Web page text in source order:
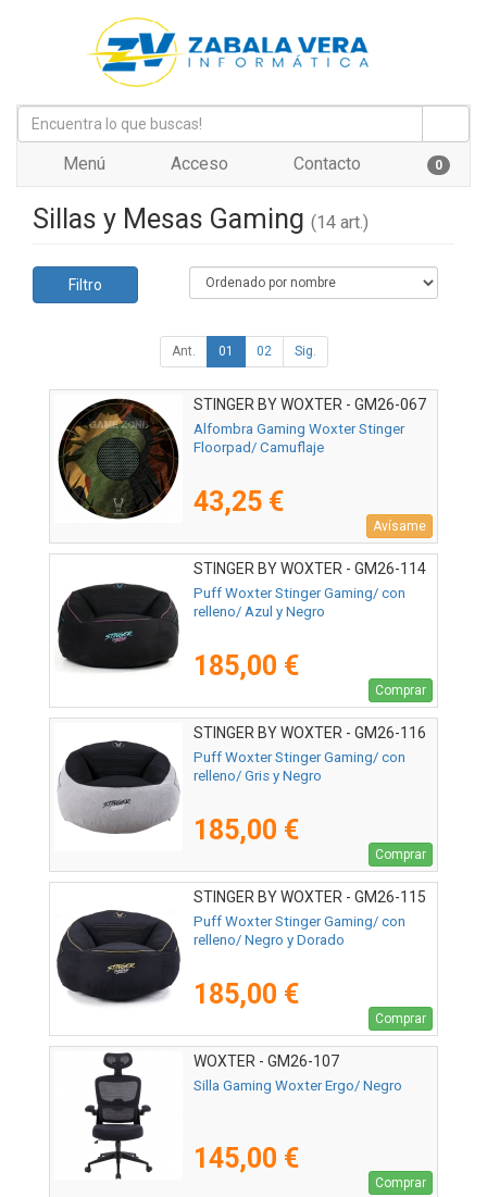
Menú Acceso Contacto 0
Sillas y Mesas Gaming (14 art.)
Filtro
Ant. 01 02 Sig.
STINGER BY WOXTER - GM26-067
Alfombra Gaming Woxter Stinger
Floorpad/ Camuflaje
43,25 €
Avísame
STINGER BY WOXTER - GM26-114
Puff Woxter Stinger Gaming/ con
relleno/ Azul y Negro
185,00 €
Comprar
STINGER BY WOXTER - GM26-116
Puff Woxter Stinger Gaming/ con
relleno/ Gris y Negro
185,00 €
Comprar
STINGER BY WOXTER - GM26-115
Puff Woxter Stinger Gaming/ con
relleno/ Negro y Dorado
185,00 €
Comprar
WOXTER - GM26-107
Silla Gaming Woxter Ergo/ Negro
145,00 €
Comprar